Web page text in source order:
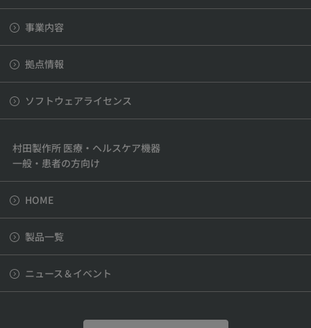
事業内容
拠点情報
ソフトウェアライセンス
村田製作所 医療・ヘルスケア機器
一般・患者の方向け
HOME
製品一覧
ニュース＆イベント